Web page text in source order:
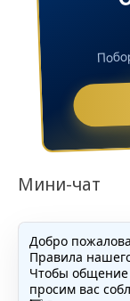
Мини-чат
Добро
Правила
Чтобы общение
просим вас